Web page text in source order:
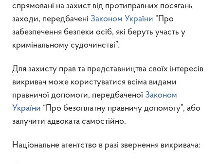
спрямовані на захист від протиправних посягань
заходи, передбачені Законом України “Про
забезпечення безпеки осіб, які беруть участь у
кримінальному судочинстві”.
Для захисту прав та представництва своїх інтересів
викривач може користуватися всіма видами
правничої допомоги, передбаченої Законом
України “Про безоплатну правничу допомогу”, або
залучити адвоката самостійно.
Національне агентство в разі звернення викривача: